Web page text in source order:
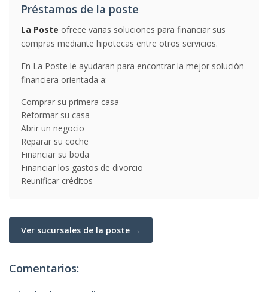
Préstamos de la poste
La Poste ofrece varias soluciones para financiar sus
compras mediante hipotecas entre otros servicios.
En La Poste le ayudaran para encontrar la mejor solución
financiera orientada a:
Comprar su primera casa
Reformar su casa
Abrir un negocio
Reparar su coche
Financiar su boda
Financiar los gastos de divorcio
Reunificar créditos
Ver sucursales de la poste →
Comentarios: